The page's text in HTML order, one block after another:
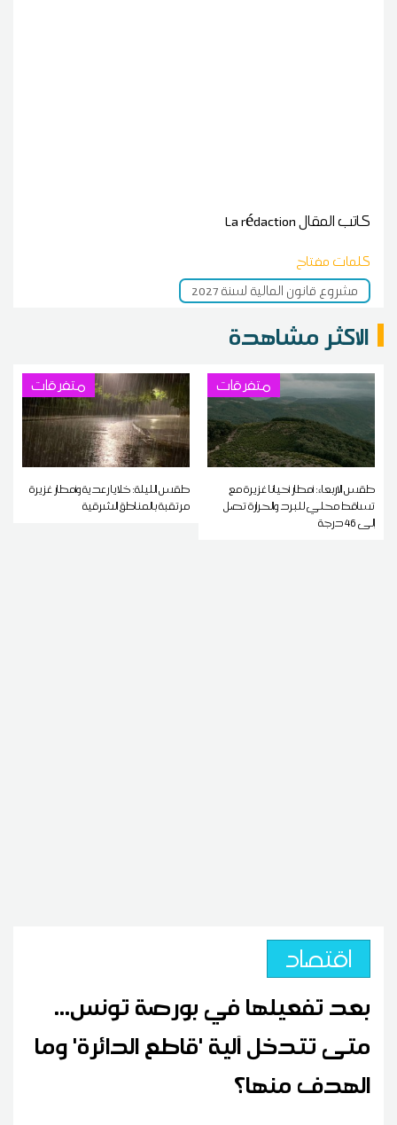
كاتب المقالLa rédaction
كلمات مفتاح
مشروع قانون المالية لسنة 2027
الاكثر مشاهدة
متفرقات
طقس الاربعاء: أمطار أحيانا غزيرة مع
تساقط محلي للبرد والحرارة تصل
إلى 46 درجة
متفرقات
طقس الليلة: خلايا رعدية وأمطار غزيرة
مرتقبة بالمناطق الشرقية
اقتصاد
بعد تفعيلها في بورصة تونس...
متى تتدخل آلية 'قاطع الدائرة' وما
الهدف منها؟